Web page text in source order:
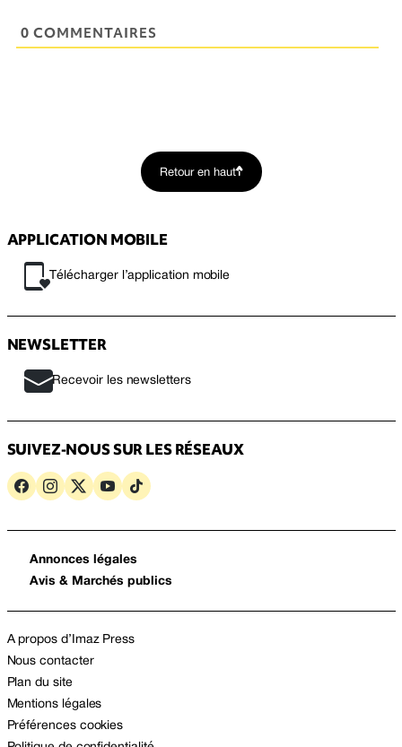
0 COMMENTAIRES
Retour en haut
APPLICATION MOBILE
Télécharger l’application mobile
NEWSLETTER
Recevoir les newsletters
SUIVEZ-NOUS SUR LES RÉSEAUX
Annonces légales
Avis & Marchés publics
A propos d’Imaz Press
Nous contacter
Plan du site
Mentions légales
Préférences cookies